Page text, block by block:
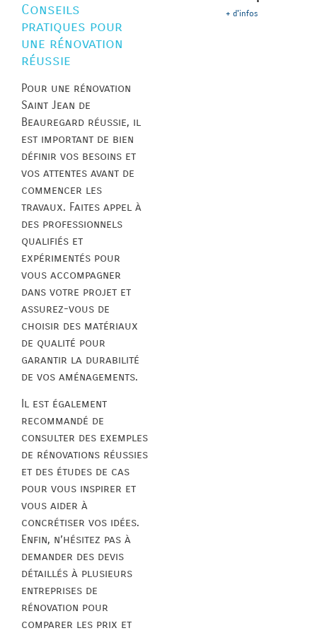
Conseils
pratiques pour
une rénovation
réussie
Pour une rénovation
Saint Jean de
Beauregard réussie, il
est important de bien
définir vos besoins et
vos attentes avant de
commencer les
travaux. Faites appel à
des professionnels
qualifiés et
expérimentés pour
vous accompagner
dans votre projet et
assurez-vous de
choisir des matériaux
de qualité pour
garantir la durabilité
de vos aménagements.
Il est également
recommandé de
consulter des exemples
de rénovations réussies
et des études de cas
pour vous inspirer et
vous aider à
concrétiser vos idées.
Enfin, n’hésitez pas à
demander des devis
détaillés à plusieurs
entreprises de
rénovation pour
comparer les prix et
+ d'infos